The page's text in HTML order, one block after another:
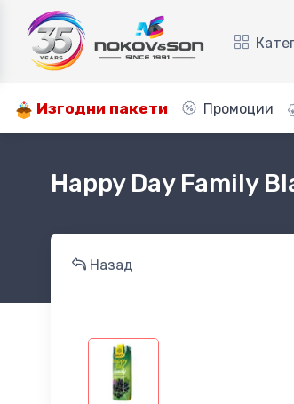
Изгодни пакети Промоции
Happy Day Family
Назад